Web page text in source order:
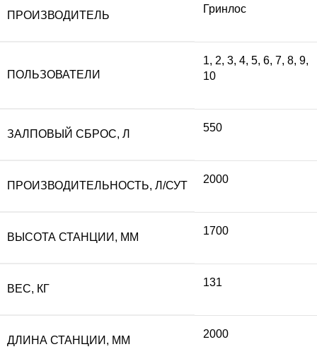
составляла
000 ₽.
ПРОИЗВОДИТЕЛЬ
Гринлос
ПОЛЬЗОВАТЕЛИ
1, 2, 3, 4, 5, 6, 7, 8, 9,
10
ЗАЛПОВЫЙ СБРОС, Л
550
ПРОИЗВОДИТЕЛЬНОСТЬ, Л/СУТ
2000
ВЫСОТА СТАНЦИИ, ММ
1700
ВЕС, КГ
131
ДЛИНА СТАНЦИИ, ММ
2000